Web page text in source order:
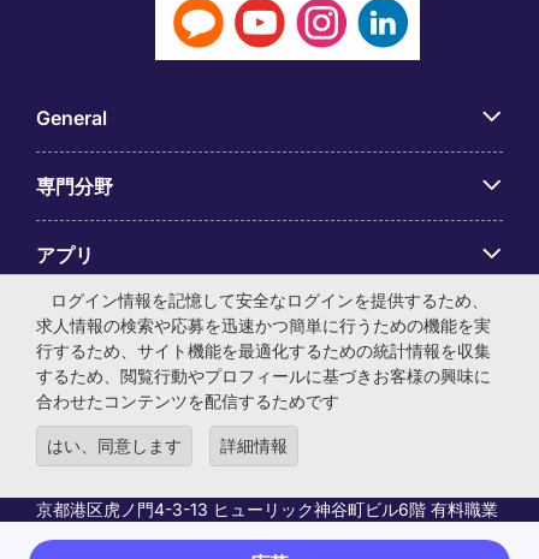
General
専門分野
アプリ
Employer Centre
© マイケル・ペイジ・インターナショナル・ジャパン株式会
京都港区虎ノ門4-3-13 ヒューリック神谷町ビル6階 有料職業
紹介事業許可番号：13-ユ-040405 ／ 労働者派遣事業許可番
ログイン情報を記憶して安全なログインを提供するため、
求人情報の検索や応募を迅速かつ簡単に行うための機能を実
行するため、サイト機能を最適化するための統計情報を収集
するため、閲覧行動やプロフィールに基づきお客様の興味に
合わせたコンテンツを配信するためです
はい、同意します 詳細情報